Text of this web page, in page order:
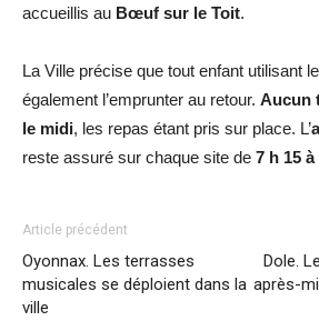
accueillis au Bœuf sur le Toit.
La Ville précise que tout enfant utilisant
également l’emprunter au retour. Aucun
le midi, les repas étant pris sur place. L’
reste assuré sur chaque site de 7 h 15 à
Article précédent
Oyonnax. Les terrasses
musicales se déploient dans la
ville
Dole.
après-